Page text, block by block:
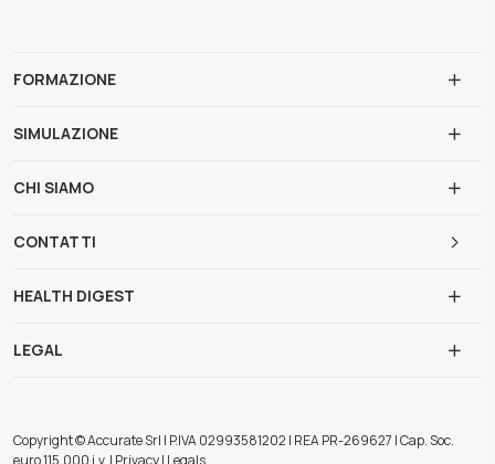
FORMAZIONE
SIMULAZIONE
CHI SIAMO
CONTATTI
HEALTH DIGEST
LEGAL
Copyright © Accurate Srl | P.IVA 02993581202 | REA PR-269627 | Cap. Soc.
euro 115.000 i.v. | Privacy | Legals